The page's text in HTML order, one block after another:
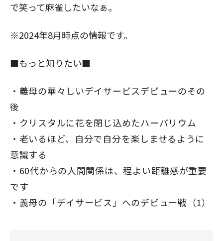
で笑って麻雀したいなぁ。
※2024年8月時点の情報です。
■もっと知りたい■
義母の華々しいデイサービスデビューのその
後
クリスタルに花を閉じ込めたハーバリウム
老いるほど、自分で自分を楽しませるように
意識する
60代からの人間関係は、程よい距離感が重要
です
義母の「デイサービス」へのデビュー戦（1）